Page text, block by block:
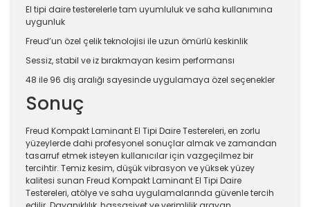
El tipi daire testerelerle tam uyumluluk ve saha kullanımına
uygunluk
Freud’un özel çelik teknolojisi ile uzun ömürlü keskinlik
Sessiz, stabil ve iz bırakmayan kesim performansı
48 ile 96 diş aralığı sayesinde uygulamaya özel seçenekler
Sonuç
Freud Kompakt Laminant El Tipi Daire Testereleri, en zorlu
yüzeylerde dahi profesyonel sonuçlar almak ve zamandan
tasarruf etmek isteyen kullanıcılar için vazgeçilmez bir
tercihtir. Temiz kesim, düşük vibrasyon ve yüksek yüzey
kalitesi sunan Freud Kompakt Laminant El Tipi Daire
Testereleri, atölye ve saha uygulamalarında güvenle tercih